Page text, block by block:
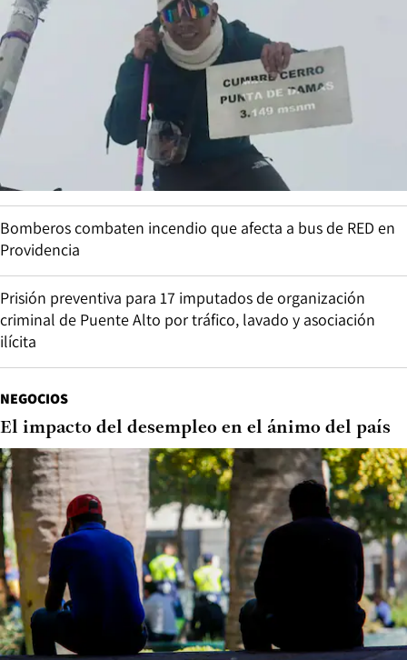
Bomberos combaten incendio que afecta a bus de RED en
Providencia
Prisión preventiva para 17 imputados de organización
criminal de Puente Alto por tráfico, lavado y asociación
ilícita
NEGOCIOS
El impacto del desempleo en el ánimo del país